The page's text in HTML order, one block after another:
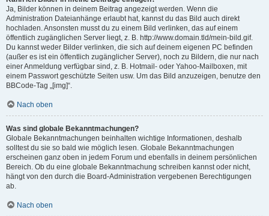
Ja, Bilder können in deinem Beitrag angezeigt werden. Wenn die
Administration Dateianhänge erlaubt hat, kannst du das Bild auch direkt
hochladen. Ansonsten musst du zu einem Bild verlinken, das auf einem
öffentlich zugänglichen Server liegt, z. B. http://www.domain.tld/mein-bild.gif.
Du kannst weder Bilder verlinken, die sich auf deinem eigenen PC befinden
(außer es ist ein öffentlich zugänglicher Server), noch zu Bildern, die nur nach
einer Anmeldung verfügbar sind, z. B. Hotmail- oder Yahoo-Mailboxen, mit
einem Passwort geschützte Seiten usw. Um das Bild anzuzeigen, benutze den
BBCode-Tag „[img]“.
Nach oben
Was sind globale Bekanntmachungen?
Globale Bekanntmachungen beinhalten wichtige Informationen, deshalb
solltest du sie so bald wie möglich lesen. Globale Bekanntmachungen
erscheinen ganz oben in jedem Forum und ebenfalls in deinem persönlichen
Bereich. Ob du eine globale Bekanntmachung schreiben kannst oder nicht,
hängt von den durch die Board-Administration vergebenen Berechtigungen
ab.
Nach oben